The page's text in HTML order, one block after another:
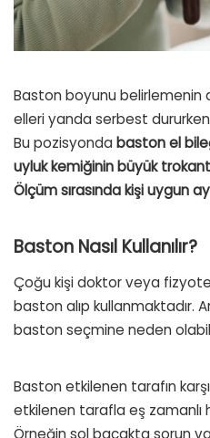
Baston boyunu belirlemenin
elleri yanda serbest
Bu pozisyonda baston el
uyluk kemiğinin büyük
Ölçüm sırasında kişi uygun
Baston Nasıl Kullanılır?
Çoğu kişi doktor veya
baston alıp kullanmaktadır.
baston seçmine neden
Baston etkilenen tarafın
etkilenen tarafla eş zamanlı
Örneğin sol bacakta sorun